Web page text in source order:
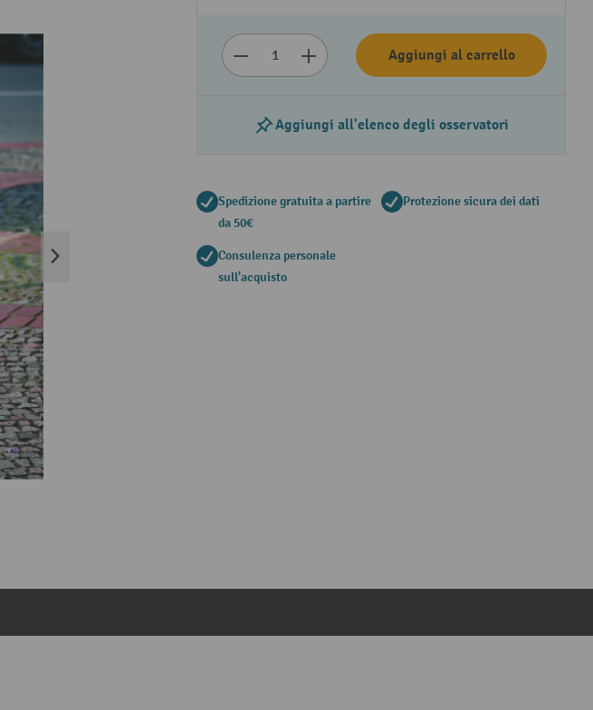
Aggiungi al carrello
Aggiungi all'elenco degli osservatori
Spedizione gratuita a partire
da 50€
Protezione sicura dei dati
Consulenza personale
sull'acquisto